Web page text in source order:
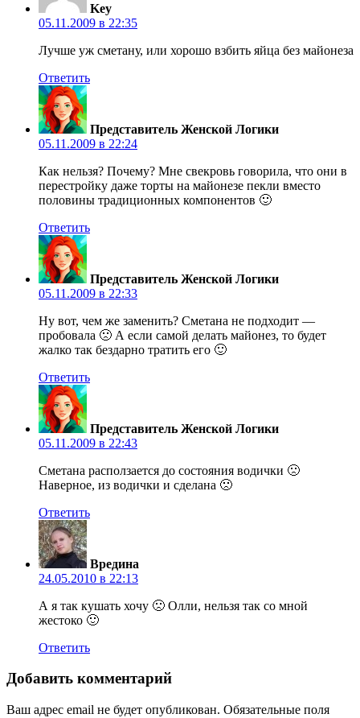
Key
05.11.2009 в 22:35
Лучше уж сметану, или хорошо взбить яйца без майонеза
Ответить
Представитель Женской Логики
05.11.2009 в 22:24
Как нельзя? Почему? Мне свекровь говорила, что они в
перестройку даже торты на майонезе пекли вместо
половины традиционных компонентов 🙂
Ответить
Представитель Женской Логики
05.11.2009 в 22:33
Ну вот, чем же заменить? Сметана не подходит —
пробовала 🙁 А если самой делать майонез, то будет
жалко так бездарно тратить его 🙂
Ответить
Представитель Женской Логики
05.11.2009 в 22:43
Сметана расползается до состояния водички 🙁
Наверное, из водички и сделана 🙁
Ответить
Вредина
24.05.2010 в 22:13
А я так кушать хочу 🙁 Олли, нельзя так со мной
жестоко 🙂
Ответить
Добавить комментарий
Ваш адрес email не будет опубликован. Обязательные поля